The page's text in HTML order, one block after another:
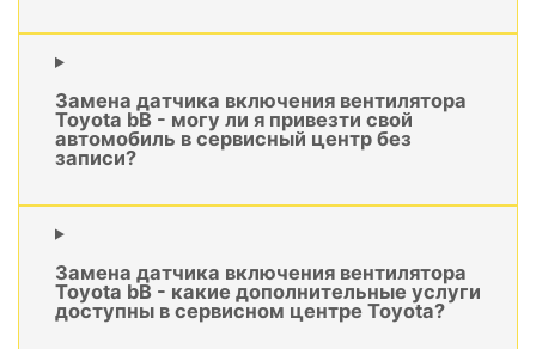
Замена датчика включения вентилятора
Toyota bB - могу ли я привезти свой
автомобиль в сервисный центр без
записи?
Замена датчика включения вентилятора
Toyota bB - какие дополнительные услуги
доступны в сервисном центре Toyota?